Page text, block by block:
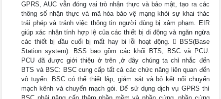
GPRS, AUC vẫn đóng vai trò nhận thực và bảo mật, tạo ra các
thông số nhận thực và mã hóa bảo vệ mạng khỏi sự khai thác
trái phép và tránh việc thông tin người dùng bị xâm phạm. EIR
giúp xác nhận tính hợp lệ của các thiết bị di động và ngăn ngừa
các thiết bị đầu cuối bị mất hay bi lỗi hoạt động.  BSS(Base
Station system): BSS bao gồm các khối BTS, BSC và PCU.
PCU đã được giới thiệu ở trên ,ở đây chúng ta chỉ nhắc đến
BTS và BSC: BSC cung cấp tất cả các chức năng liên quan đến
vô tuyến. BSC có thể thiết lập, giám sát và bỏ kết nối chuyển
mạch kênh và chuyển mạch gói. Để sử dụng dịch vụ GPRS thì